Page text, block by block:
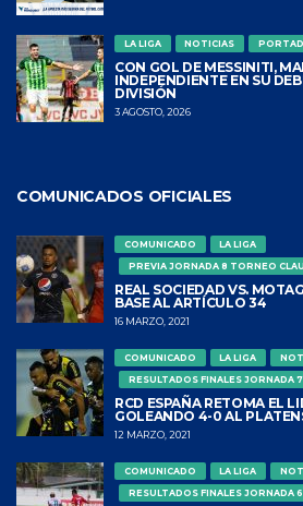
LA LIGA NOTICIAS
CON GOL DE MESSINITI,
INDEPENDIENTE EN SU
DIVISIÓN
3 AGOSTO, 2026
COMUNICADOS OFICIALES
COMUNICADO
LA LIGA
PREVIA JORNADA 8 TORNEO
REAL SOCIEDAD VS.
BASE AL ARTÍCULO 34
16 MARZO, 2021
COMUNICADO LA LIGA
RESULTADOS FINALES JORNADA
RCD ESPAÑA RETOMA EL
GOLEANDO 4-0 AL
12 MARZO, 2021
COMUNICADO LA LIGA
RESULTADOS FINALES JORNADA